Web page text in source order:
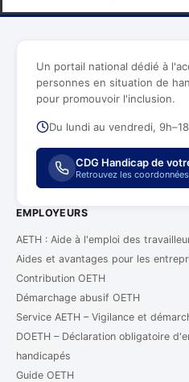
Un portail national dédié à
personnes en situation de
pour promouvoir l'inclusion.
Du lundi au vendredi,
CDG Handicap de
Retrouvez les
EMPLOYEURS
AETH : Aide à l'emploi des
Aides et avantages pour les
Contribution OETH
Démarchage abusif OETH
Service AETH – Vigilance et
DOETH – Déclaration obligatoire
handicapés
Guide OETH